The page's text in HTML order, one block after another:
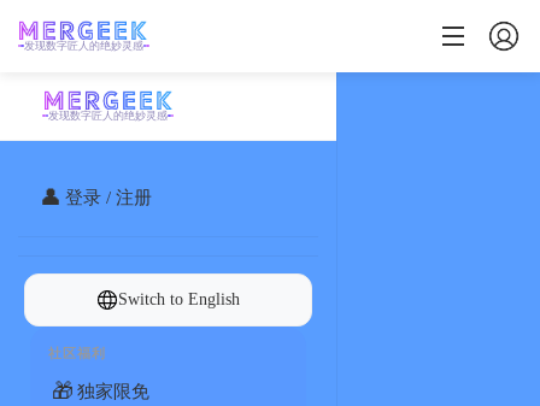
发现数字匠人的绝妙灵感
发现数字匠人的绝妙灵感
👤 登录 / 注册
Switch to English
社区福利
🎁 独家限免